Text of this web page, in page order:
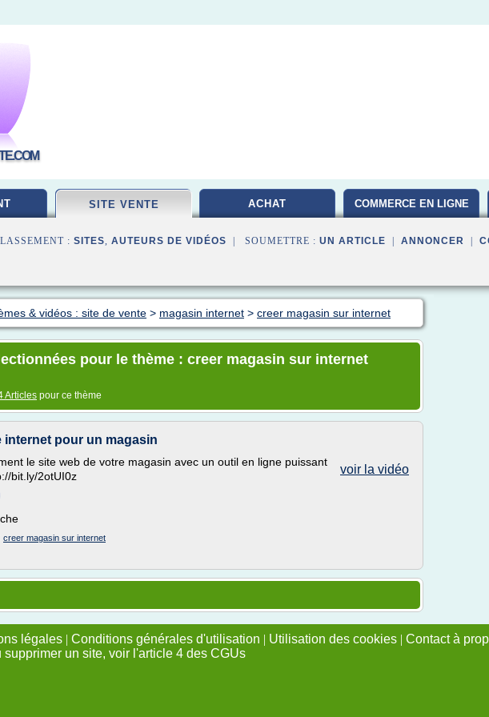
SITE VENTE ACHAT COMMERCE EN LIGNE
: SITES, AUTEURS DE VIDÉOS | SOUMETTRE : UN ARTICLE ANNONCER
& vidéos : site de vente > magasin internet > creer magasin sur internet
pour le thème : creer magasin sur internet
Articles pour ce thème
internet pour un magasin
voir la vidéo
le site web de votre magasin avec un outil en ligne puissant
bit.ly/2otUI0z
creer magasin sur internet
légales | Conditions générales d'utilisation | Utilisation des cookies | Contact à
supprimer un site, voir l'article 4 des CGUs